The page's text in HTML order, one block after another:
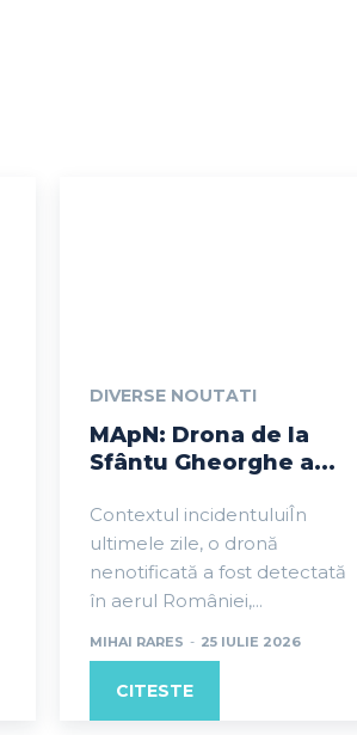
DIVERSE NOUTATI
MApN: Drona de la
Sfântu Gheorghe a...
Contextul incidentuluiÎn
ultimele zile, o dronă
nenotificată a fost detectată
în aerul României,...
MIHAI RARES - 25 IULIE 2026
CITESTE